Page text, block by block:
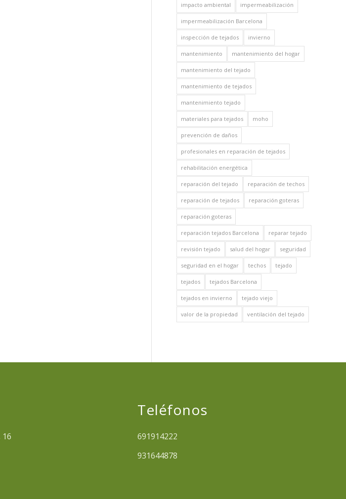
impacto ambiental impermeabilización
impermeabilización Barcelona
inspección de tejados invierno
mantenimiento mantenimiento del hogar
mantenimiento del tejado
mantenimiento de tejados
mantenimiento tejado
materiales para tejados moho
prevención de daños
profesionales en reparación de tejados
rehabilitación energética
reparación del tejado reparación de techos
reparación de tejados reparación goteras
reparación goteras
reparación tejados Barcelona reparar tejado
revisión tejado salud del hogar seguridad
seguridad en el hogar techos tejado
tejados tejados Barcelona
tejados en invierno tejado viejo
valor de la propiedad ventilación del tejado
16
Teléfonos
691914222
931644878